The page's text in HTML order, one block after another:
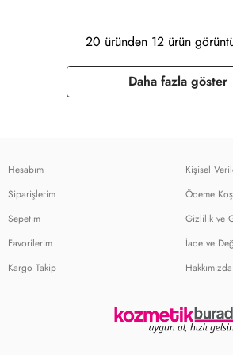
20 üründen 12 ürün
Daha fazla göster
Hesabım
Siparişlerim
Sepetim
Favorilerim
Kargo Takip
Kişisel
Ödeme
Gizlilik ve
İade ve
Hakkımızda